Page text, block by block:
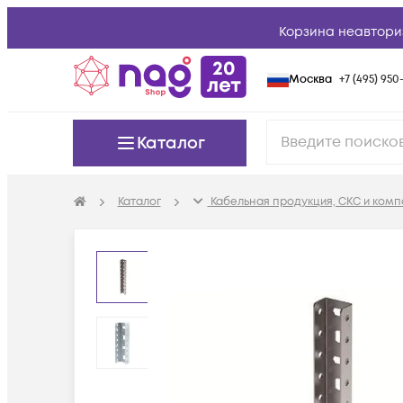
Корзина
Москва +7 (495) 950-
Каталог
Каталог Кабельная продукция, СКС и